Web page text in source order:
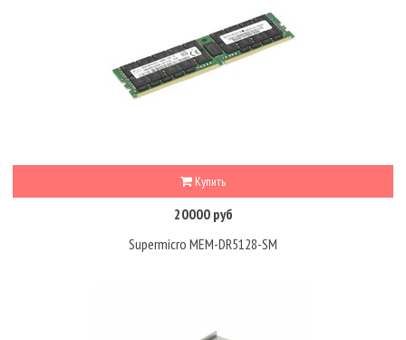
Купить
20000 руб
Supermicro MEM-DR5128-SM